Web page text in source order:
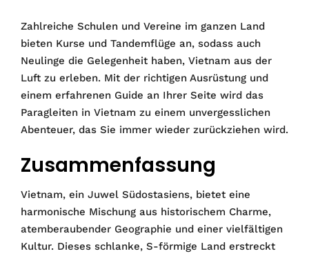
Zahlreiche Schulen und Vereine im ganzen Land
bieten Kurse und Tandemflüge an, sodass auch
Neulinge die Gelegenheit haben, Vietnam aus der
Luft zu erleben. Mit der richtigen Ausrüstung und
einem erfahrenen Guide an Ihrer Seite wird das
Paragleiten in Vietnam zu einem unvergesslichen
Abenteuer, das Sie immer wieder zurückziehen wird.
Zusammenfassung
Vietnam, ein Juwel Südostasiens, bietet eine
harmonische Mischung aus historischem Charme,
atemberaubender Geographie und einer vielfältigen
Kultur. Dieses schlanke, S-förmige Land erstreckt